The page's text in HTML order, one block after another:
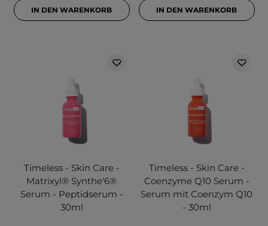
IN DEN WARENKORB IN DEN WARENKORB
Timeless - Skin Care -
Matrixyl®️ Synthe'6®️
Serum - Peptidserum -
30ml
Timeless - Skin Care -
Coenzyme Q10 Serum -
Serum mit Coenzym Q10
- 30ml